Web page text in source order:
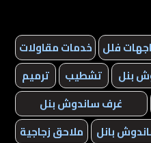
فلل خدمات مقاولات
بنل تشطيب
ترميم
غرف ساندوش بنل
بانل
ملاحق زجاجية